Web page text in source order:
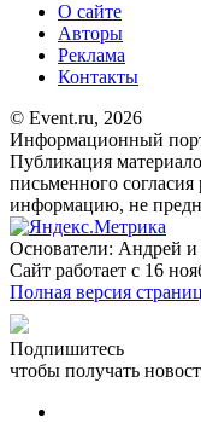
О сайте
Авторы
Реклама
Контакты
© Event.ru, 2026
Информационный
Публикация
письменного
информацию, не
Основатели: Андрей
Сайт работает с 16
Полная версия
Подпишитесь
чтобы получать